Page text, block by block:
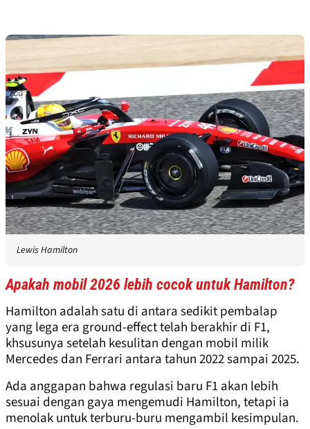
Lewis Hamilton
Apakah mobil 2026 lebih cocok untuk Hamilton?
Hamilton adalah satu di antara sedikit pembalap
yang lega era ground-effect telah berakhir di F1,
khsusunya setelah kesulitan dengan mobil milik
Mercedes dan Ferrari antara tahun 2022 sampai 2025.
Ada anggapan bahwa regulasi baru F1 akan lebih
sesuai dengan gaya mengemudi Hamilton, tetapi ia
menolak untuk terburu-buru mengambil kesimpulan.